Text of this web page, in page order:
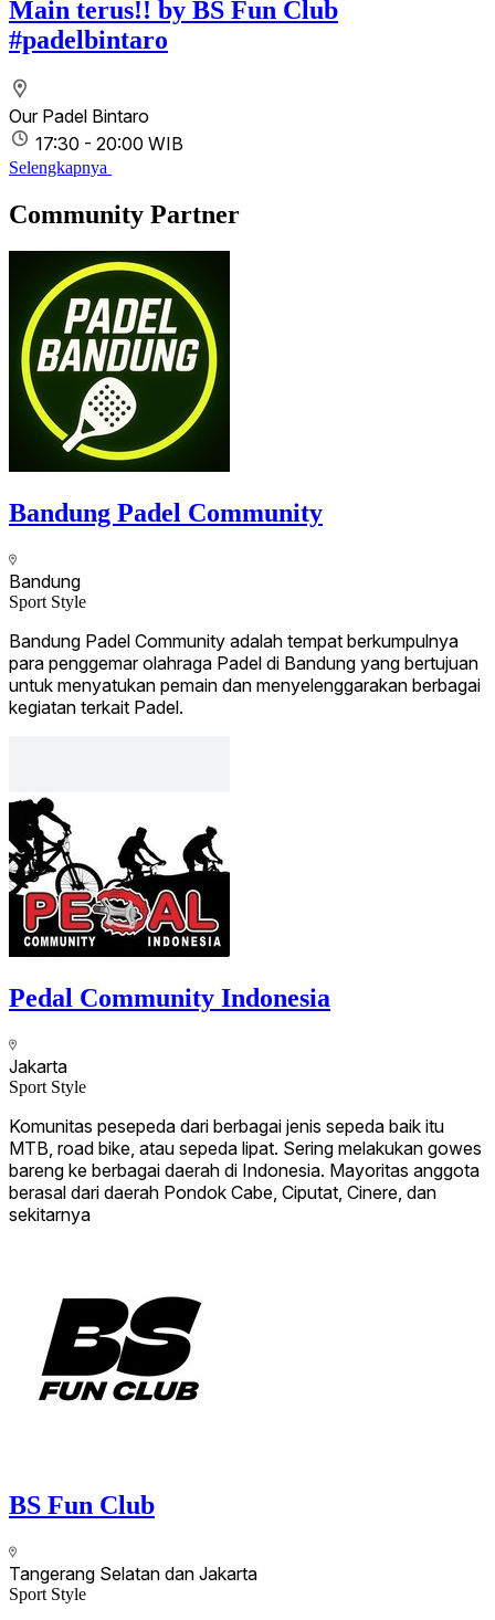
Main terus!! by BS Fun Club
#padelbintaro
Our Padel Bintaro
17:30 - 20:00 WIB
Selengkapnya
Community Partner
Bandung Padel Community
Bandung
Sport Style
Bandung Padel Community adalah tempat berkumpulnya
para penggemar olahraga Padel di Bandung yang bertujuan
untuk menyatukan pemain dan menyelenggarakan berbagai
kegiatan terkait Padel.
Pedal Community Indonesia
Jakarta
Sport Style
Komunitas pesepeda dari berbagai jenis sepeda baik itu
MTB, road bike, atau sepeda lipat. Sering melakukan gowes
bareng ke berbagai daerah di Indonesia. Mayoritas anggota
berasal dari daerah Pondok Cabe, Ciputat, Cinere, dan
sekitarnya
BS Fun Club
Tangerang Selatan dan Jakarta
Sport Style